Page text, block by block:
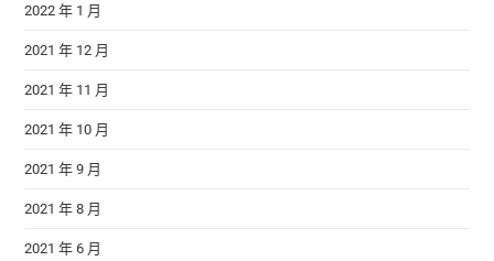
2022 年 1 月
2021 年 12 月
2021 年 11 月
2021 年 10 月
2021 年 9 月
2021 年 8 月
2021 年 6 月